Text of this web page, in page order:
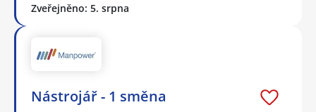
Zveřejněno: 5. srpna
Nástrojář - 1 směna